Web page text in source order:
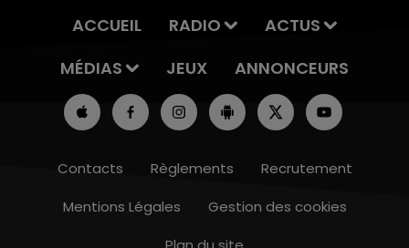
ACCUEIL RADIO
ACTUS
MÉDIAS
JEUX ANNONCEURS
Contacts Règlements
Recrutement
Mentions Légales
Gestion des cookies